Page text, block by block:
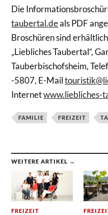
Die
taubertal.deals PDF
Broschüren sind
„Liebliches Taubertal“,
Tauberbischofsheim,
-5807, E-Mail
Internetwww.liebliches-
FAMILIE FREIZEIT
WEITERE ARTIKEL →
FREIZEIT